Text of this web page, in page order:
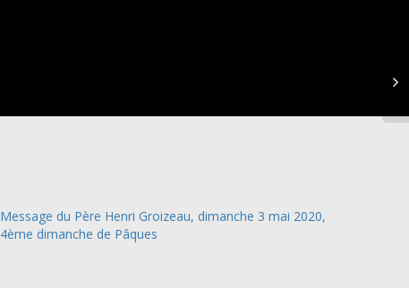
Message du Père Henri Groizeau, dimanche 3 mai 2020,
4ème dimanche de Pâques